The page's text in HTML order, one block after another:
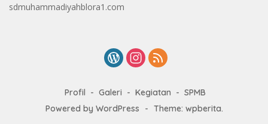
sdmuhammadiyahblora1.com
Profil Galeri Kegiatan
SPMB
Powered by WordPress
- Theme: wpberita.